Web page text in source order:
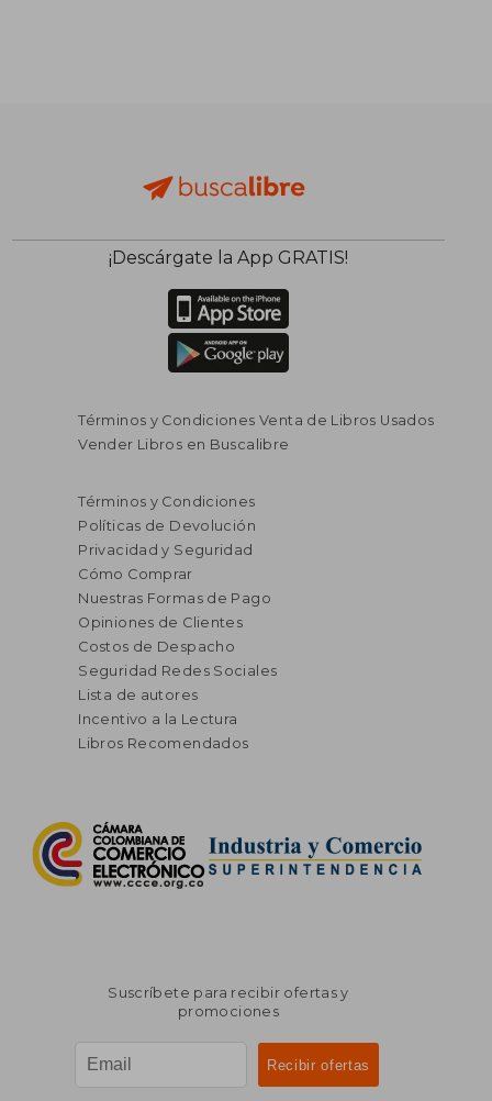
¡Descárgate la App GRATIS!
Términos y Condiciones Venta de Libros Usados
Vender Libros en Buscalibre
Términos y Condiciones
Políticas de Devolución
Privacidad y Seguridad
Cómo Comprar
Nuestras Formas de Pago
Opiniones de Clientes
Costos de Despacho
Seguridad Redes Sociales
Lista de autores
Incentivo a la Lectura
Libros Recomendados
Suscríbete para recibir ofertas y
promociones